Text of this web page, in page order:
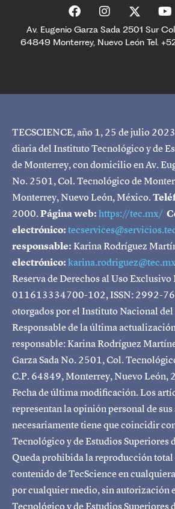
Av. Eugenio Garza Sada 2501 Sur
64849 Monterrey, Nuevo León Tel.
TECSCIENCE, año 1, 25 de julio
diaria del Instituto Tecnológico y de
de Monterrey, con domicilio en Av.
No. 2501, Col. Tecnológico de
Monterrey, Nuevo León, México.
2000.Página web:https://tec.mx/
electrónico:
responsable:Karina Rodríguez
electrónico:karina.rodriguez@tec.mx
Reserva de Derechos al Uso
011613334700-102, ISSN: 2992-
otorgados por el Instituto Nacional
Responsable de la última
responsable: Karina Rodríguez
Garza Sada No. 2501, Col.
C.P. 64849, Monterrey, Nuevo León,
Fecha de última modificación. Los
representan la opinión personal de
necesariamente tiene que coincidir
Tecnológico y de Estudios Superiores
Queda prohibida la reproducción
contenido de TecScience en
por cualquier medio, sin autorización
Tecnológico y de Estudios Superiores